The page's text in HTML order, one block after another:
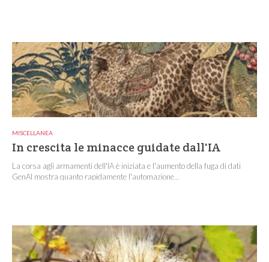
MISCELLANEA
In crescita le minacce guidate dall'IA
La corsa agli armamenti dell'IA è iniziata e l'aumento della fuga di dati
GenAI mostra quanto rapidamente l'automazione...